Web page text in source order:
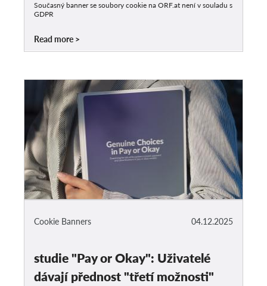
Současný banner se soubory cookie na ORF.at není v souladu s
GDPR
Read more
04.12.2025
Cookie Banners
studie "Pay or Okay": Uživatelé
dávají přednost "třetí možnosti"